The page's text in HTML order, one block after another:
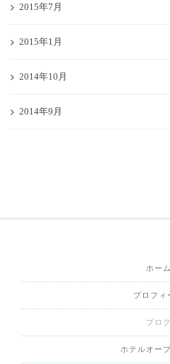
2015年7月
2015年1月
2014年10月
2014年9月
ホーム
プロフィ
ブログ
ホテルオー